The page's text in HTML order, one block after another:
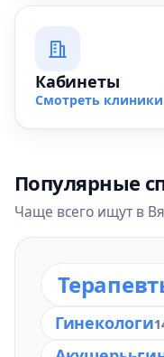
Кабинеты
Смотреть клиники
Популярные
Чаще всего ищут в
Гинекологи